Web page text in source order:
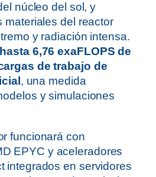
núcleo del sol, y
materiales del reactor
y radiación intensa.
hasta 6,76 exaFLOPS de
de trabajo de
, una medida
y simulaciones
funcionará con
EPYC y aceleradores
integrados en servidores